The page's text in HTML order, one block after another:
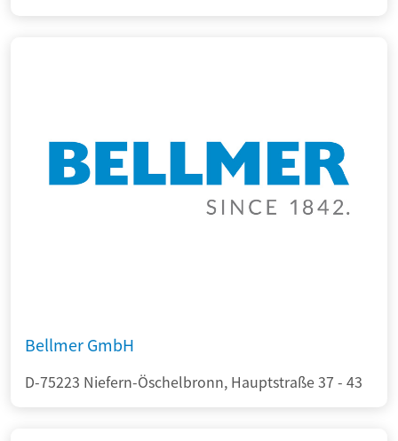
Bellmer GmbH
D-75223 Niefern-Öschelbronn, Hauptstraße 37 - 43